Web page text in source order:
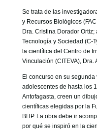
Se trata de las
y Recursos Biológicos
Dra. Cristina Dorador
Tecnología y Sociedad (C-
la científica del Centro de
Vinculación (CITEVA),
El concurso en su
adolescentes de hasta los
Antofagasta, creen un
científicas elegidas por la
BHP. La obra debe ir
por qué se inspiró en la